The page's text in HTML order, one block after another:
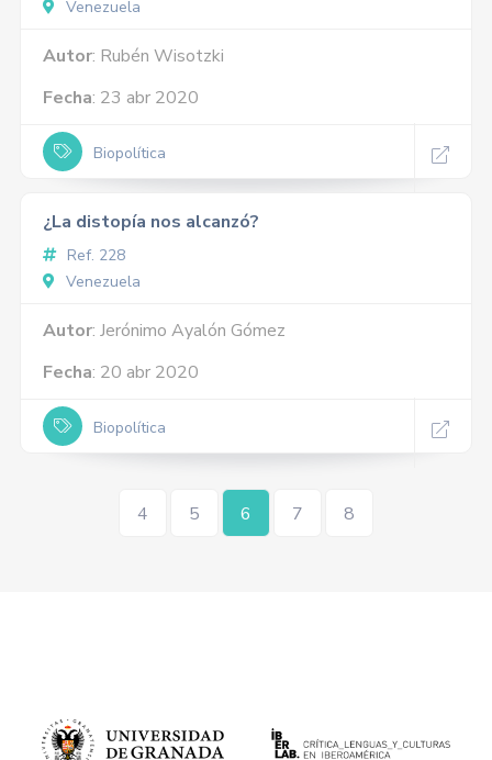
Venezuela
Autor: Rubén Wisotzki
Fecha: 23 abr 2020
Biopolítica
¿La distopía nos alcanzó?
Ref. 228
Venezuela
Autor: Jerónimo Ayalón Gómez
Fecha: 20 abr 2020
Biopolítica
4 5 6 7 8